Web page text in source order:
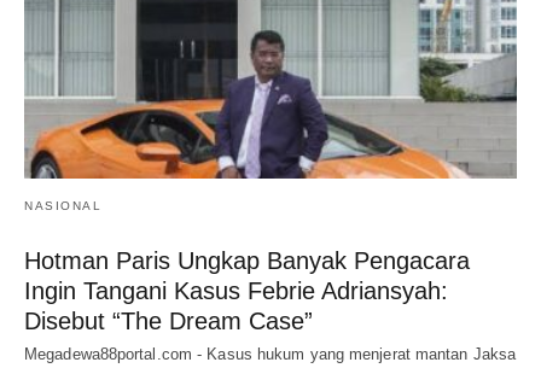
NASIONAL
Hotman Paris Ungkap Banyak Pengacara
Ingin Tangani Kasus Febrie Adriansyah:
Disebut “The Dream Case”
Megadewa88portal.com - Kasus hukum yang menjerat mantan Jaksa